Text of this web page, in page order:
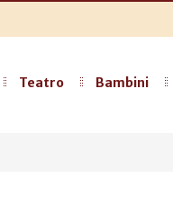
Teatro Bambini